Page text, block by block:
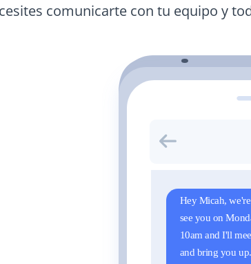
comunicarte con tu equipo y